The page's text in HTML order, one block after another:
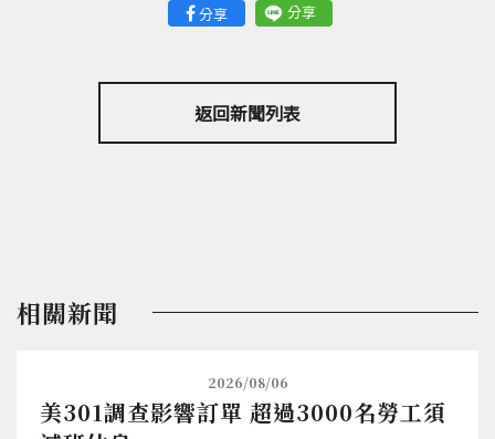
分享 分享
返回新聞列表
相關新聞
2026/08/06
美301調查影響訂單 超過3000名勞工須